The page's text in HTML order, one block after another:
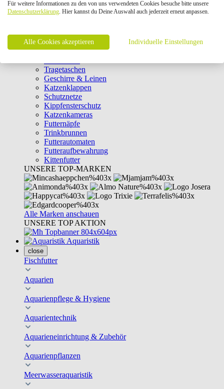
Intelligenzspielzeug
Laserpointer & Elektrospielzeug
Clicker & Target Sticks für Katzen
Weiteres Katzenspielzeug
Transportboxen
Tragetaschen
Geschirre & Leinen
Katzenklappen
Schutznetze
Kippfensterschutz
Katzenkameras
Futternäpfe
Trinkbrunnen
Futterautomaten
Futteraufbewahrung
Kittenfutter
UNSERE TOP-MARKEN
Alle Marken anschauen
UNSERE TOP AKTION
Aquaristik
close
Fischfutter
Aquarien
Aquarienpflege & Hygiene
Aquarientechnik
Aquarieneinrichtung & Zubehör
Aquarienpflanzen
Meerwasseraquaristik
Für weitere Informationen zu den von uns verwendeten Cookies besuche bitte unsere
Datenschutzerklärung. Hier kannst du Deine Auswahl auch jederzeit erneut anpassen.
Alle Cookies akzeptieren Individuelle Einstellungen